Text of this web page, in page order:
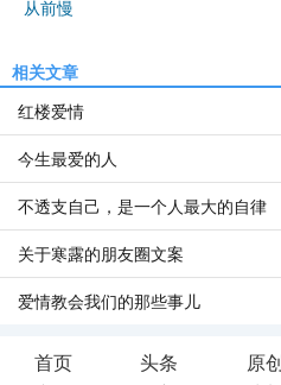
从前慢
相关文章
红楼爱情
今生最爱的人
不透支自己，是一个人最大的自律
关于寒露的朋友圈文案
爱情教会我们的那些事儿
首页 头条 原创